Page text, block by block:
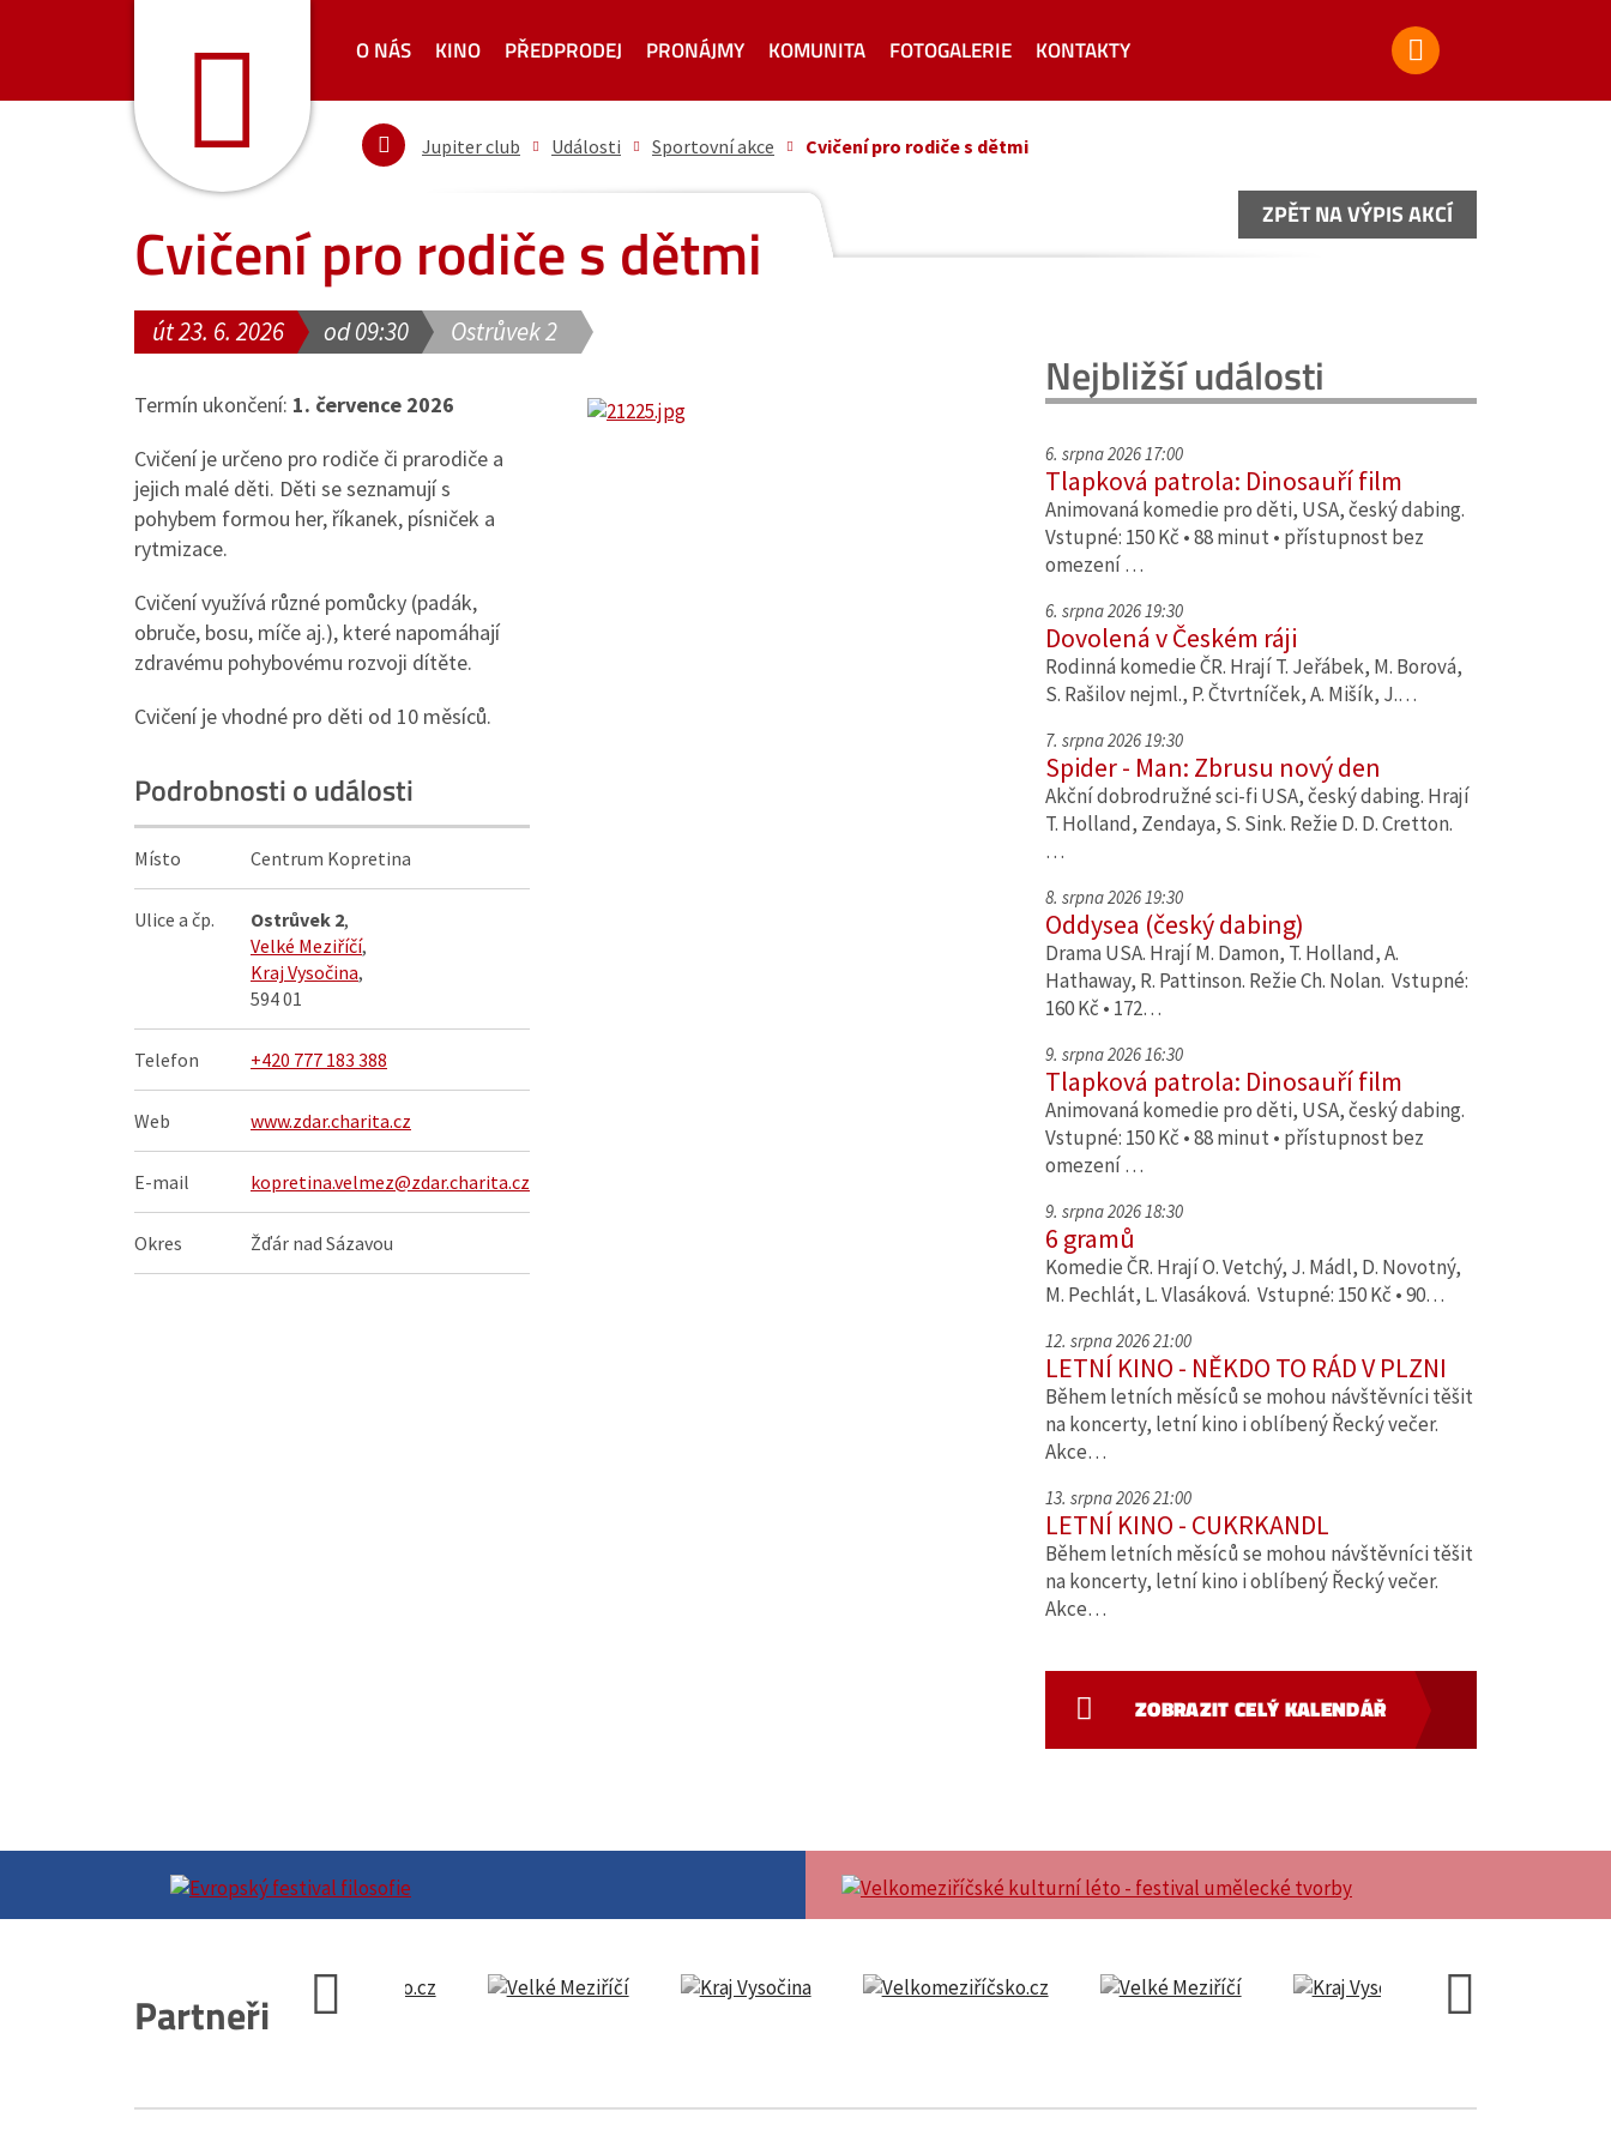
O NÁS KINO PŘEDPRODEJ PRONÁJMY KOMUNITA FOTOGALERIE KONTAKTY
Jupiter club Události Sportovní akce Cvičení pro rodiče s dětmi
Cvičení pro rodiče s dětmi ZPĚT NA VÝPIS AKCÍ
út 23. 6. 2026 od 09:30 Ostrůvek 2
Termín ukončení: 1. července 2026
Cvičení je určeno pro rodiče či prarodiče a
jejich malé děti. Děti se seznamují s
pohybem formou her, říkanek, písniček a
rytmizace.
Cvičení využívá různé pomůcky (padák,
obruče, bosu, míče aj.), které napomáhají
zdravému pohybovému rozvoji dítěte.
Cvičení je vhodné pro děti od 10 měsíců.
Podrobnosti o události
Místo Centrum Kopretina
Ulice a čp. Ostrůvek 2,
Velké Meziříčí,
Kraj Vysočina,
594 01
Telefon +420 777 183 388
Web www.zdar.charita.cz
E-mail kopretina.velmez@zdar.charita.cz
Okres Žďár nad Sázavou
ZPĚT NA VÝPIS AKCÍ
Nejbližší události
6. srpna 2026 17:00
Tlapková patrola: Dinosauří film
Animovaná komedie pro děti, USA, český dabing.
Vstupné: 150 Kč • 88 minut • přístupnost bez
omezení …
6. srpna 2026 19:30
Dovolená v Českém ráji
Rodinná komedie ČR. Hrají T. Jeřábek, M. Borová,
S. Rašilov nejml., P. Čtvrtníček, A. Mišík, J.…
7. srpna 2026 19:30
Spider - Man: Zbrusu nový den
Akční dobrodružné sci-fi USA, český dabing. Hrají
T. Holland, Zendaya, S. Sink. Režie D. D. Cretton.
…
8. srpna 2026 19:30
Oddysea (český dabing)
Drama USA. Hrají M. Damon, T. Holland, A.
Hathaway, R. Pattinson. Režie Ch. Nolan. Vstupné:
160 Kč • 172…
9. srpna 2026 16:30
Tlapková patrola: Dinosauří film
Animovaná komedie pro děti, USA, český dabing.
Vstupné: 150 Kč • 88 minut • přístupnost bez
omezení …
9. srpna 2026 18:30
6 gramů
Komedie ČR. Hrají O. Vetchý, J. Mádl, D. Novotný,
M. Pechlát, L. Vlasáková. Vstupné: 150 Kč • 90…
12. srpna 2026 21:00
LETNÍ KINO - NĚKDO TO RÁD V PLZNI
Během letních měsíců se mohou návštěvníci těšit
na koncerty, letní kino i oblíbený Řecký večer.
Akce…
13. srpna 2026 21:00
LETNÍ KINO - CUKRKANDL
Během letních měsíců se mohou návštěvníci těšit
na koncerty, letní kino i oblíbený Řecký večer.
Akce…
ZOBRAZIT CELÝ KALENDÁŘ
Partneři